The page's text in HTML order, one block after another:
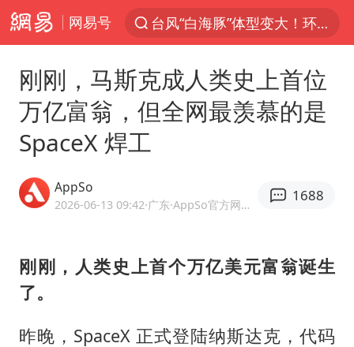
网易号
上半年我国机械工业经济运行稳中有进
“立秋的第一杯奶茶”又爆单了
四川宜宾市高县发生4.9级地震
佛山通报笔试前13被淘汰后5名进体检
女孩摆摊卖菌子时收到北大通知书
改名后的“青海拉面”店
刚刚，马斯克成人类史上首位
万亿富翁，但全网最羡慕的是
SpaceX 焊工
AppSo
2026-06-13 09:42·广东 ·AppSo官方网易号
1688
刚刚，人类史上首个万亿美元富翁诞生
了。
昨晚，SpaceX 正式登陆纳斯达克，代码